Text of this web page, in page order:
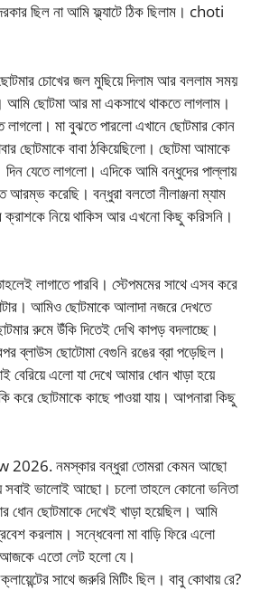
ছিল না আমি ফ্ল্যাটে ঠিক ছিলাম। choti
চোখের জল মুছিয়ে দিলাম আর বললাম সময়
আমি ছোটমা আর মা একসাথে থাকতে লাগলাম।
লাগলো। মা বুঝতে পারলো এখানে ছোটমার কোন
ছোটমাকে বাবা ঠকিয়েছিলো। ছোটমা আমাকে
যেতে লাগলো। এদিকে আমি বন্ধুদের পাল্লায়
আরম্ভ করেছি। বন্ধুরা বলতো নীলাঞ্জনা ম্যাম
নিয়ে থাকিস আর এখনো কিছু করিসনি।
লাগাতে পারবি। স্টেপমমের সাথে এসব করে
আমিও ছোটমাকে আলাদা নজরে দেখতে
রুমে উঁকি দিতেই দেখি কাপড় বদলাচ্ছে।
ব্লাউস ছোটোমা বেগুনি রঙের ব্রা পড়েছিল।
বেরিয়ে এলো যা দেখে আমার ধোন খাড়া হয়ে
করে ছোটমাকে কাছে পাওয়া যায়। আপনারা কিছু
নমস্কার বন্ধুরা তোমরা কেমন আছো
সবাই ভালোই আছো। চলো তাহলে কোনো ভনিতা
ধোন ছোটমাকে দেখেই খাড়া হয়েছিল। আমি
করলাম। সন্ধেবেলা মা বাড়ি ফিরে এলো
আজকে এতো লেট হলো যে।
সাথে জরুরি মিটিং ছিল। বাবু কোথায় রে?